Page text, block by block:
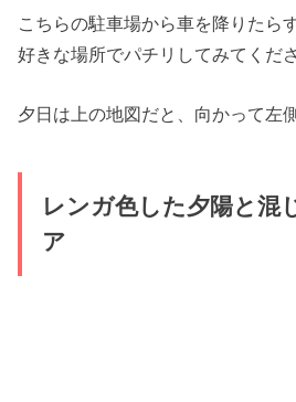
こちらの駐車場から車を降りたら
好きな場所でパチリしてみてくださ
夕日は上の地図だと、向かって左
レンガ色した夕陽と混
ア